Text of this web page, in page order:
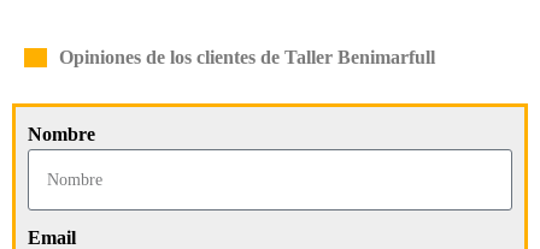
Opiniones de los clientes de Taller Benimarfull
Nombre
Email